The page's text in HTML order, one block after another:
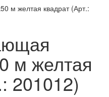
м желтая квадрат (Арт.:
м желтая
201012)